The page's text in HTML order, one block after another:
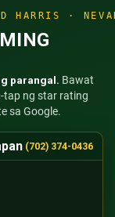
HARRIS ·
parangal. Bawat
tap ng star rating
sa Google.
(702) 374-0436